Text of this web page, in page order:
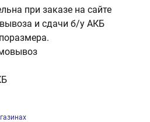
при заказе на сайте
и сдачи б/у АКБ